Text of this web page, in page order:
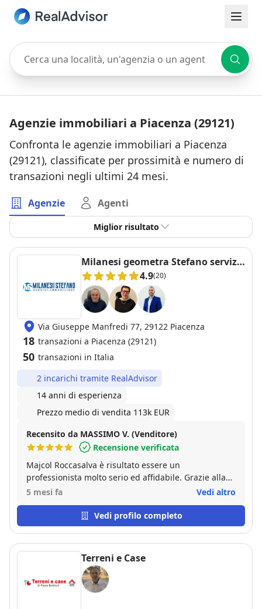
Cerca una località, un'agenzia o un agente
Agenzie immobiliari a Piacenza (29121)
Confronta le agenzie immobiliari a Piacenza
(29121), classificate per prossimità e numero di
transazioni negli ultimi 24 mesi.
Agenzie Agenti
Miglior risultato
Milanesi geometra Stefano servizi
immobiliari 4.9(20)
Via Giuseppe Manfredi 77, 29122 Piacenza
18 transazioni a Piacenza (29121)
50 transazioni in Italia
2 incarichi tramite RealAdvisor
14 anni di esperienza
Prezzo medio di vendita 113k EUR
Recensito da MASSIMO V. (Venditore)
Recensione verificata
Majcol Roccasalva è risultato essere un
professionista molto serio ed affidabile. Grazie alla
sua intermediazione siamo riusciti a vendere il
richiesto dopo la stima corretta fatta da Majcol.
Raccomandiamo sicuramente questo bravo
5 mesi fa Vedi altro
Vedi profilo completo
Terreni e Case